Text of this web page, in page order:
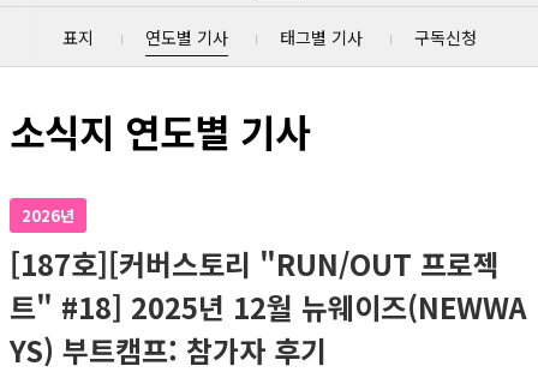
표지 연도별 기사 태그별 기사 구독신청
소식지 연도별 기사
2026년
[187호][커버스토리 "RUN/OUT 프로젝
트" #18] 2025년 12월 뉴웨이즈(NEWWA
YS) 부트캠프: 참가자 후기